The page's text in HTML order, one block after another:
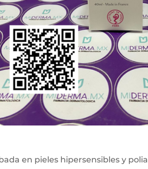
en pieles hipersensibles y